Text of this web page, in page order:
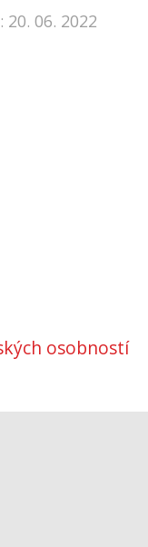
06. 2022
osobností